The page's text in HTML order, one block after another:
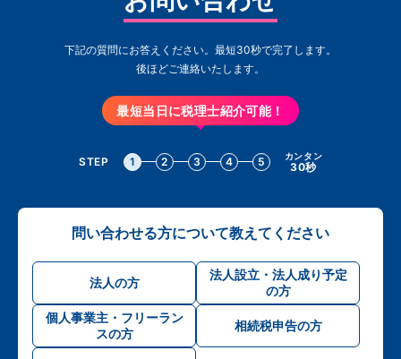
下記の質問にお答えください。最短30秒で完了します。
後ほどご連絡いたします。
最短当日に税理士紹介可能！
STEP 1 2 3 4 5 カンタン
30秒
問い合わせる方について教えてください
法人の方
法人設立・法人成り予定
の方
個人事業主・フリーラン
スの方
相続税申告の方